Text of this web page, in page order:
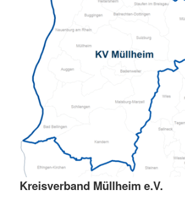
Kreisverband Müllheim e.V.